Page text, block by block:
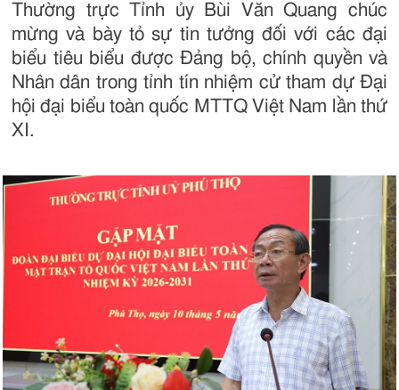
Thường trực Tỉnh ủy Bùi Văn Quang chúc
mừng và bày tỏ sự tin tưởng đối với các đại
biểu tiêu biểu được Đảng bộ, chính quyền và
Nhân dân trong tỉnh tín nhiệm cử tham dự Đại
hội đại biểu toàn quốc MTTQ Việt Nam lần thứ
XI.